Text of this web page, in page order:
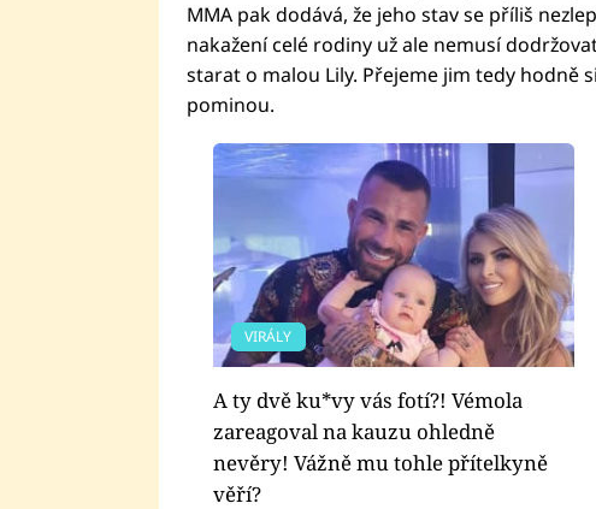
MMA pak dodává, že jeho stav se příliš
nakažení celé rodiny už ale nemusí
starat o malou Lily. Přejeme jim tedy hodně
pominou.
VIRÁLY
A ty dvě ku*vy vás fotí?! Vémola
zareagoval na kauzu ohledně
nevěry! Vážně mu tohle přítelkyně
věří?